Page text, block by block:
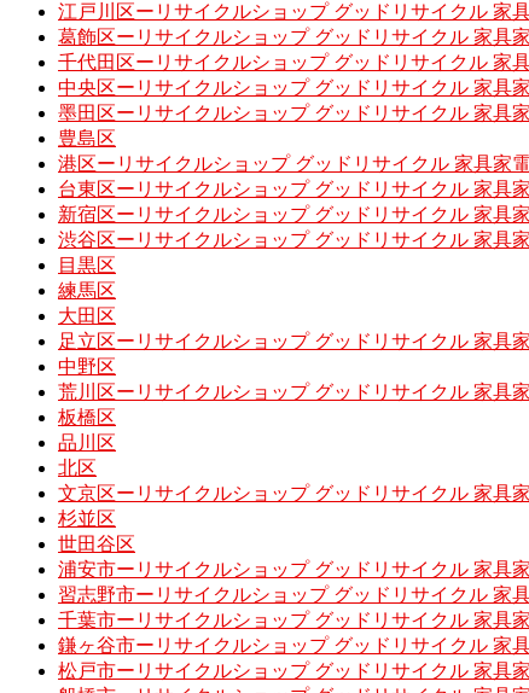
江戸川区ーリサイクルショップ グッドリサイクル 家
葛飾区ーリサイクルショップ グッドリサイクル 家具
千代田区ーリサイクルショップ グッドリサイクル 家
中央区ーリサイクルショップ グッドリサイクル 家具
墨田区ーリサイクルショップ グッドリサイクル 家具
豊島区
港区ーリサイクルショップ グッドリサイクル 家具家
台東区ーリサイクルショップ グッドリサイクル 家具
新宿区ーリサイクルショップ グッドリサイクル 家具
渋谷区ーリサイクルショップ グッドリサイクル 家具
目黒区
練馬区
大田区
足立区ーリサイクルショップ グッドリサイクル 家具
中野区
荒川区ーリサイクルショップ グッドリサイクル 家具
板橋区
品川区
北区
文京区ーリサイクルショップ グッドリサイクル 家具
杉並区
世田谷区
浦安市ーリサイクルショップ グッドリサイクル 家具
習志野市ーリサイクルショップ グッドリサイクル 家
千葉市ーリサイクルショップ グッドリサイクル 家具
鎌ヶ谷市ーリサイクルショップ グッドリサイクル 家
松戸市ーリサイクルショップ グッドリサイクル 家具